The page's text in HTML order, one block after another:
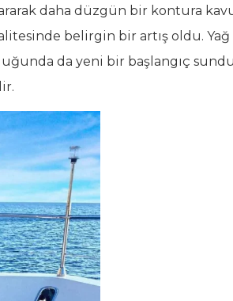
daha düzgün bir kontura
belirgin bir artış oldu.
da yeni bir başlangıç